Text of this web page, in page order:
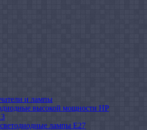
и лампы
высокой мощности HP
лампы E27